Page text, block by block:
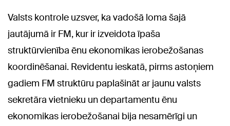
Valsts kontrole uzsver, ka vadošā loma šajā
jautājumā ir FM, kur ir izveidota īpaša
struktūrvienība ēnu ekonomikas ierobežošanas
koordinēšanai. Revidentu ieskatā, pirms astoņiem
gadiem FM struktūru paplašināt ar jaunu valsts
sekretāra vietnieku un departamentu ēnu
ekonomikas ierobežošanai bija nesamērīgi un